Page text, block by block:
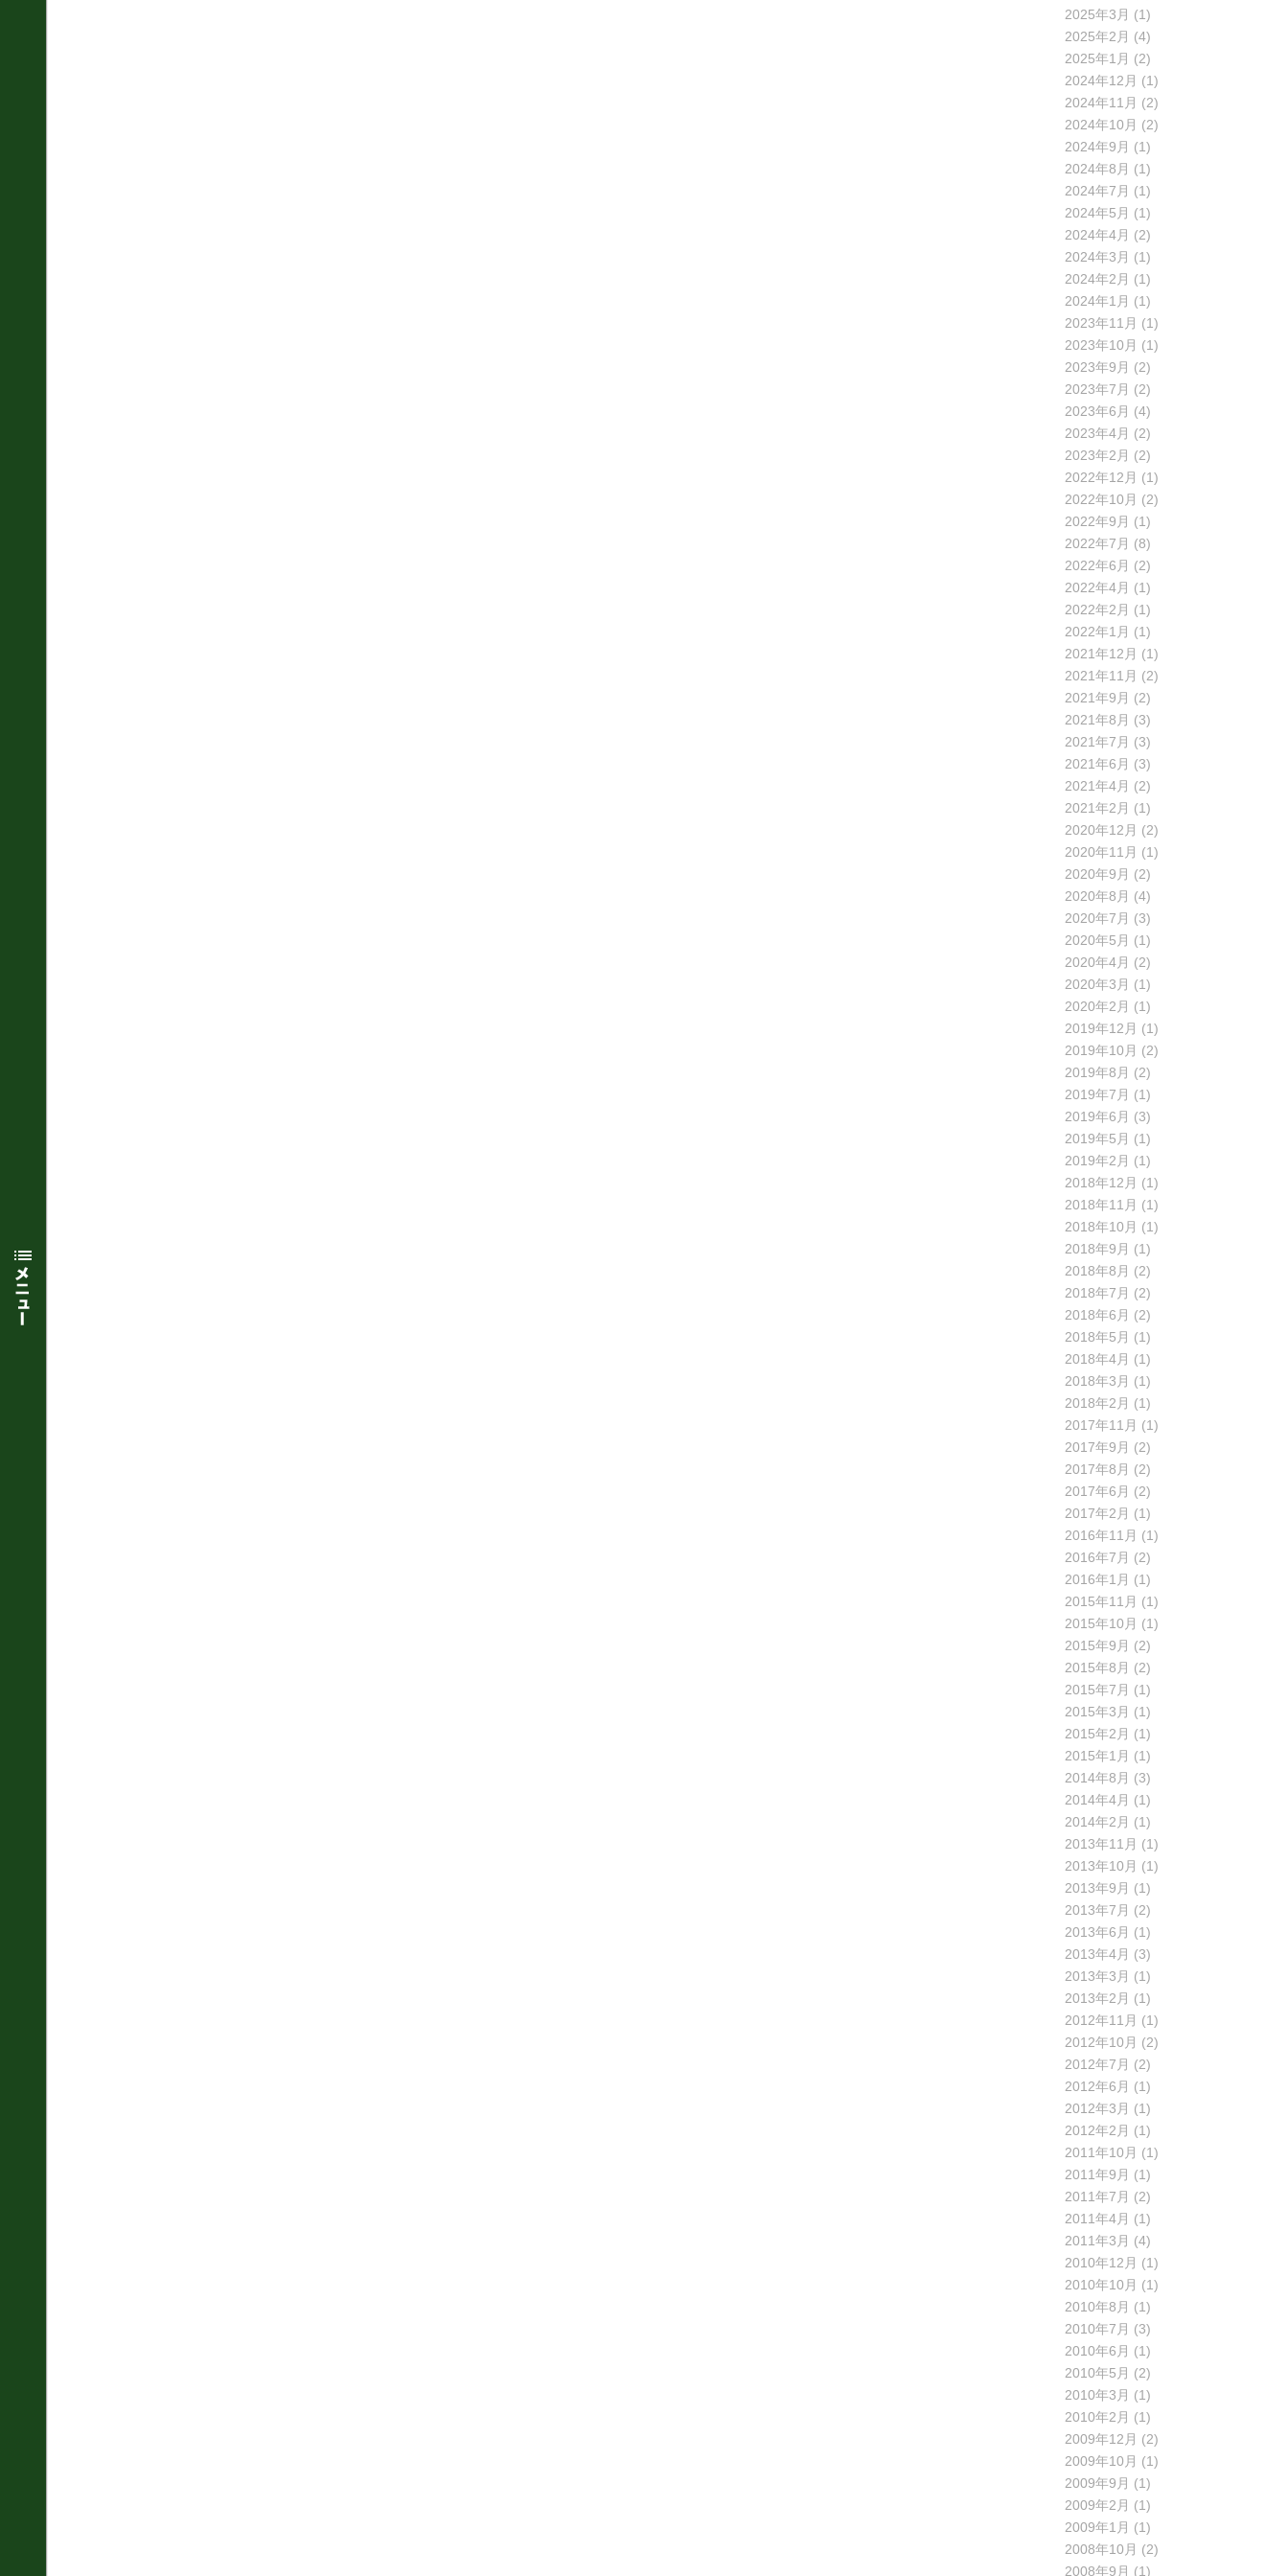
2025年3月 (1)
2025年2月 (4)
2025年1月 (2)
2024年12月 (1)
2024年11月 (2)
2024年10月 (2)
2024年9月 (1)
2024年8月 (1)
2024年7月 (1)
2024年5月 (1)
2024年4月 (2)
2024年3月 (1)
2024年2月 (1)
2024年1月 (1)
2023年11月 (1)
2023年10月 (1)
2023年9月 (2)
2023年7月 (2)
2023年6月 (4)
2023年4月 (2)
2023年2月 (2)
2022年12月 (1)
2022年10月 (2)
2022年9月 (1)
2022年7月 (8)
2022年6月 (2)
2022年4月 (1)
2022年2月 (1)
2022年1月 (1)
2021年12月 (1)
2021年11月 (2)
2021年9月 (2)
2021年8月 (3)
2021年7月 (3)
2021年6月 (3)
2021年4月 (2)
2021年2月 (1)
2020年12月 (2)
2020年11月 (1)
2020年9月 (2)
2020年8月 (4)
2020年7月 (3)
2020年5月 (1)
2020年4月 (2)
2020年3月 (1)
2020年2月 (1)
2019年12月 (1)
2019年10月 (2)
2019年8月 (2)
2019年7月 (1)
2019年6月 (3)
2019年5月 (1)
2019年2月 (1)
2018年12月 (1)
2018年11月 (1)
2018年10月 (1)
2018年9月 (1)
2018年8月 (2)
2018年7月 (2)
2018年6月 (2)
2018年5月 (1)
2018年4月 (1)
2018年3月 (1)
2018年2月 (1)
2017年11月 (1)
2017年9月 (2)
2017年8月 (2)
2017年6月 (2)
2017年2月 (1)
2016年11月 (1)
2016年7月 (2)
2016年1月 (1)
2015年11月 (1)
2015年10月 (1)
2015年9月 (2)
2015年8月 (2)
2015年7月 (1)
2015年3月 (1)
2015年2月 (1)
2015年1月 (1)
2014年8月 (3)
2014年4月 (1)
2014年2月 (1)
2013年11月 (1)
2013年10月 (1)
2013年9月 (1)
2013年7月 (2)
2013年6月 (1)
2013年4月 (3)
2013年3月 (1)
2013年2月 (1)
2012年11月 (1)
2012年10月 (2)
2012年7月 (2)
2012年6月 (1)
2012年3月 (1)
2012年2月 (1)
2011年10月 (1)
2011年9月 (1)
2011年7月 (2)
2011年4月 (1)
2011年3月 (4)
2010年12月 (1)
2010年10月 (1)
2010年8月 (1)
2010年7月 (3)
2010年6月 (1)
2010年5月 (2)
2010年3月 (1)
2010年2月 (1)
2009年12月 (2)
2009年10月 (1)
2009年9月 (1)
2009年2月 (1)
2009年1月 (1)
2008年10月 (2)
2008年9月 (1)